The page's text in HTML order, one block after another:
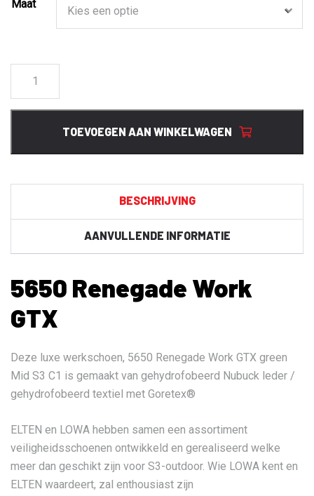
Maat
Renegade
Work
TOEVOEGEN AAN WINKELWAGEN
BESCHRIJVING
AANVULLENDE INFORMATIE
5650 Renegade Work
GTX
Deze luxe werkschoen, 5650 Renegade Work GTX green
Mid S3 C1 is gemaakt van gehydrofobeerd Nubuck leder /
gehydrofobeerd textiel met Goretex®
ELTEN en LOWA hebben samen een assortiment
veiligheidsschoenen ontwikkeld en gerealiseerd welke
meer dan geschikt zijn voor S3-outdoor. Wie LOWA kent en
ELTEN waardeert, zal enthousiast zijn